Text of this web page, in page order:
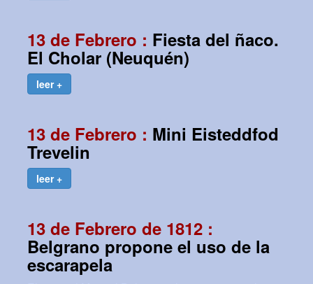
13 de Febrero : Fiesta del ñaco.
El Cholar (Neuquén)
leer +
13 de Febrero : Mini Eisteddfod
Trevelin
leer +
13 de Febrero de 1812 :
Belgrano propone el uso de la
escarapela